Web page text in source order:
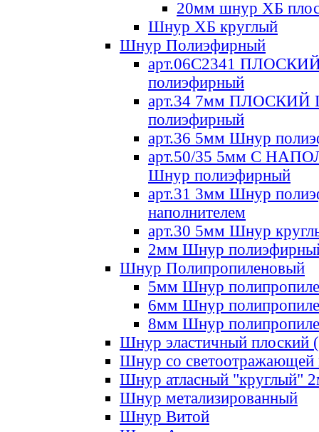
20мм шнур ХБ
Шнур ХБ круглый
Шнур Полиэфирный
арт.06С2341
полиэфирный
арт.34 7мм ПЛОСКИЙ
полиэфирный
арт.36 5мм Шнур
арт.50/35 5мм С
Шнур полиэфирный
арт.31 3мм Шнур
наполнителем
арт.30 5мм Шнур
2мм Шнур
Шнур Полипропиленовый
5мм Шнур
6мм Шнур
8мм Шнур
Шнур эластичный плоский
Шнур со светоотражающей
Шнур атласный "круглый"
Шнур метализированный
Шнур Витой